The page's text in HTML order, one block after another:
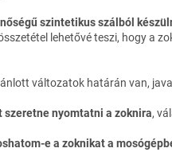
szintetikus szálból
lehetővé teszi, hogy a
változatok határán van,
szeretne nyomtatni a zoknira,
e a zoknikat a